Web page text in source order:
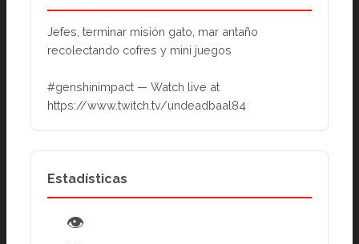
Jefes, terminar misión gato, mar antaño
recolectando cofres y mini juegos
#genshinimpact — Watch live at
https://www.twitch.tv/undeadbaal84
Estadísticas
👁